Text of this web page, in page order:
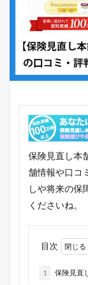
保険見直し本
舗情報や口コ
しや将来の保
くださいね。
目次
1 保険見直